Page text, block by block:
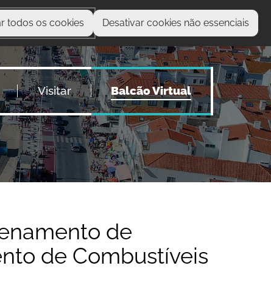
todos os cookies Desativar cookies não essenciais
O que procura?
Visitar Balcão Virtual
de
de Combustíveis